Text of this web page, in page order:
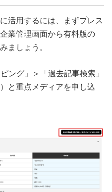
活用するには、まずプレス
業管理画面から有料版の
ましょう。
ング」＞「過去記事検索」
と重点メディアを申し込